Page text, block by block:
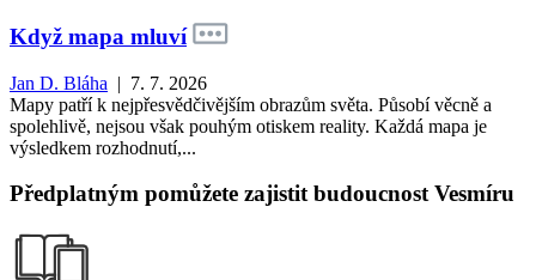
Když mapa mluví
Jan D. Bláha | 7. 7. 2026
Mapy patří k nejpřesvědčivějším obrazům světa. Působí věcně a
spolehlivě, nejsou však pouhým otiskem reality. Každá mapa je
výsledkem rozhodnutí,...
Předplatným pomůžete zajistit budoucnost Vesmíru